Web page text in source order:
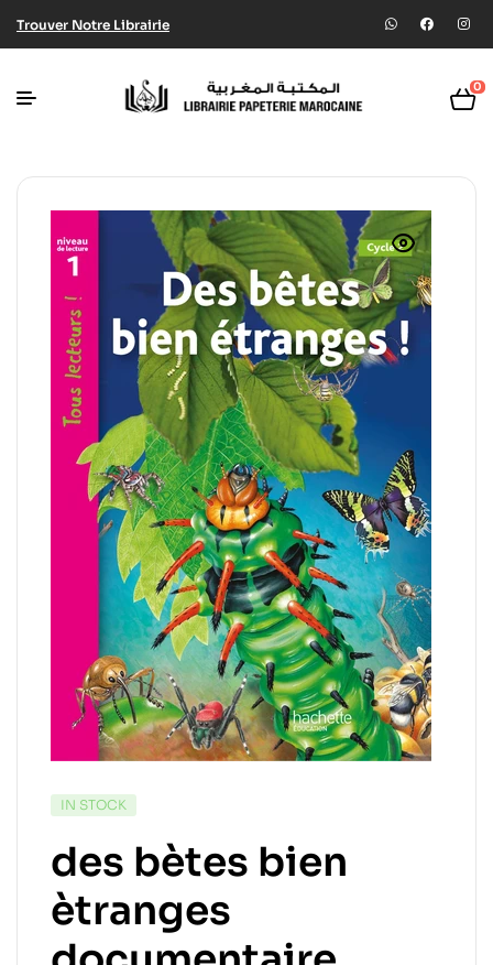
Trouver Notre Librairie
0
IN STOCK
des bètes bien
ètranges